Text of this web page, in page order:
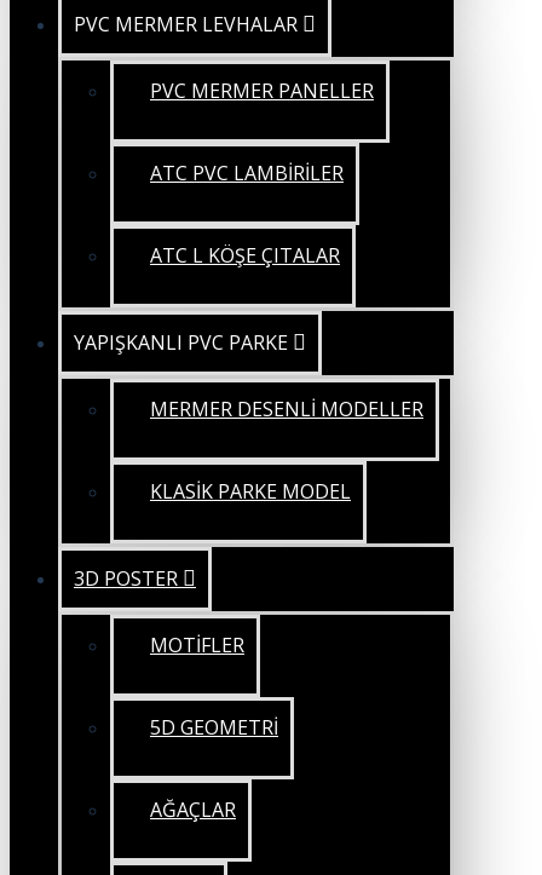
PVC MERMER LEVHALAR
PVC MERMER PANELLER
ATC PVC LAMBİRİLER
ATC L KÖŞE ÇITALAR
YAPIŞKANLI PVC PARKE
MERMER DESENLİ MODELLER
KLASİK PARKE MODEL
3D POSTER
MOTİFLER
5D GEOMETRİ
AĞAÇLAR